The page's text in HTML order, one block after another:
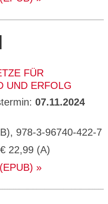
FÜR
UND ERFOLG
07.11.2024
978-3-96740-422-7
€ 22,99 (A)